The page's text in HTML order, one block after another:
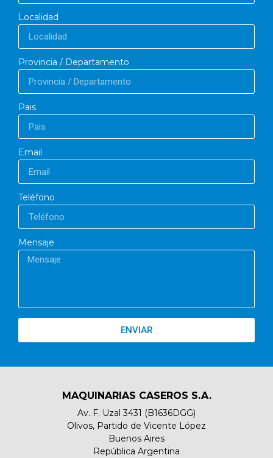
Localidad
Provincia / Departamento
Pais
Email
Teléfono
Mensaje
ENVIAR
MAQUINARIAS CASEROS S.A.
Av. F. Uzal 3431 (B1636DGG)
Olivos, Partido de Vicente López
Buenos Aires
República Argentina